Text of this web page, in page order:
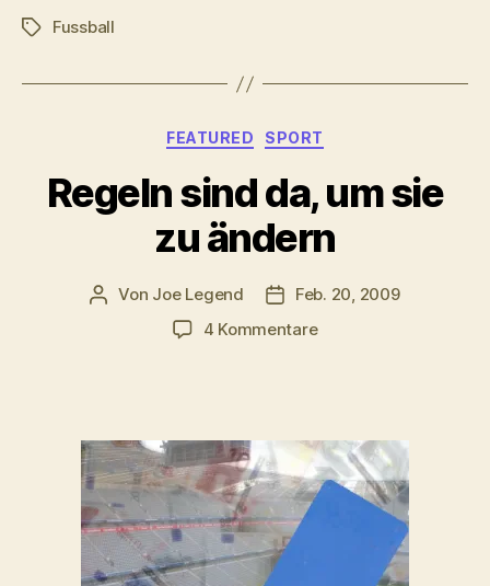
Schlagwörter
Fussball
Kategorien
FEATURED SPORT
Regeln sind da, um sie
zu ändern
Beitragsautor
Von Joe Legend Veröffentlichungsdatum
Feb. 20, 2009
4 Kommentarezu
sie
zu
ändern